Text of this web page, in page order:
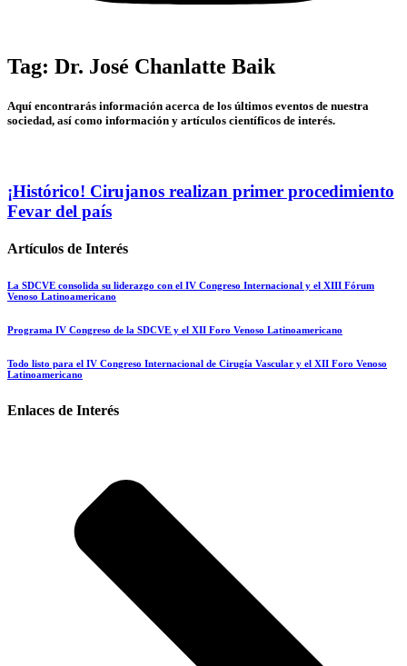
Tag: Dr. José Chanlatte Baik
Aquí encontrarás información acerca de los últimos eventos de nuestra
sociedad, así como información y artículos científicos de interés.
¡Histórico! Cirujanos realizan primer procedimiento
Fevar del país
Artículos de Interés
La SDCVE consolida su liderazgo con el IV Congreso Internacional y el XIII Fórum
Venoso Latinoamericano
Programa IV Congreso de la SDCVE y el XII Foro Venoso Latinoamericano
Todo listo para el IV Congreso Internacional de Cirugía Vascular y el XII Foro Venoso
Latinoamericano
Enlaces de Interés